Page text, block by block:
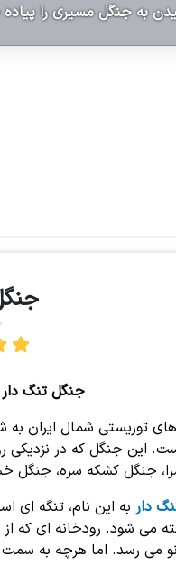
به جنگل مسیری را
جنگل تنگ دار
توریستی شمال ایران
این جنگل که در
جنگل کشکه سره، جنگل
دار به این نام، تنگه ای
می شود. رودخانه ای که
می رسد. اما هرچه به